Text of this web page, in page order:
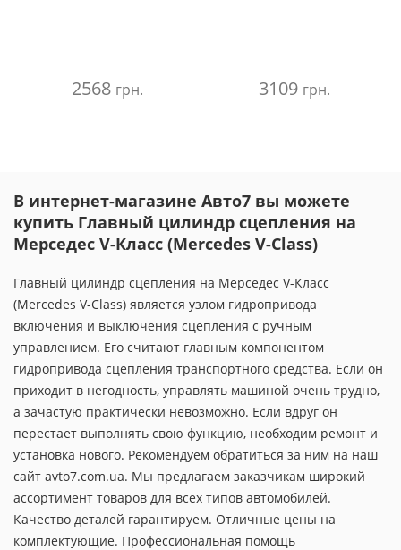
2568 грн. 3109 грн.
В интернет-магазине Авто7 вы можете
купить Главный цилиндр сцепления на
Мерседес V-Класс (Mercedes V-Class)
Главный цилиндр сцепления на Мерседес V-Класс
(Mercedes V-Class) является узлом гидропривода
включения и выключения сцепления с ручным
управлением. Его считают главным компонентом
гидропривода сцепления транспортного средства. Если он
приходит в негодность, управлять машиной очень трудно,
а зачастую практически невозможно. Если вдруг он
перестает выполнять свою функцию, необходим ремонт и
установка нового. Рекомендуем обратиться за ним на наш
сайт avto7.com.ua. Мы предлагаем заказчикам широкий
ассортимент товаров для всех типов автомобилей.
Качество деталей гарантируем. Отличные цены на
комплектующие. Профессиональная помощь